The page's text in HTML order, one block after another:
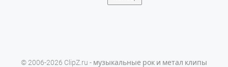
© 2006-2026 ClipZ.ru - музыкальные рок и метал клипы